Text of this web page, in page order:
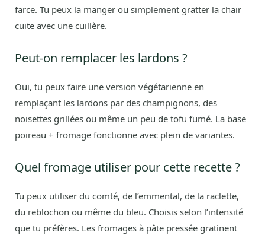
farce. Tu peux la manger ou simplement gratter la chair
cuite avec une cuillère.
Peut-on remplacer les lardons ?
Oui, tu peux faire une version végétarienne en
remplaçant les lardons par des champignons, des
noisettes grillées ou même un peu de tofu fumé. La base
poireau + fromage fonctionne avec plein de variantes.
Quel fromage utiliser pour cette recette ?
Tu peux utiliser du comté, de l’emmental, de la raclette,
du reblochon ou même du bleu. Choisis selon l’intensité
que tu préfères. Les fromages à pâte pressée gratinent